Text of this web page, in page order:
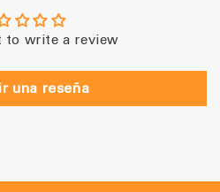
to write a review
una reseña